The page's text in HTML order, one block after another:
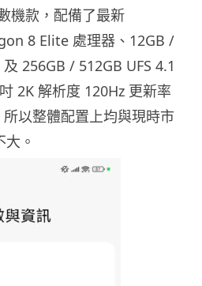
機款，配備了最新
8 Elite 處理器、12GB /
256GB / 512GB UFS 4.1
2K 解析度 120Hz 更新率
以整體配置上均與現時市
。